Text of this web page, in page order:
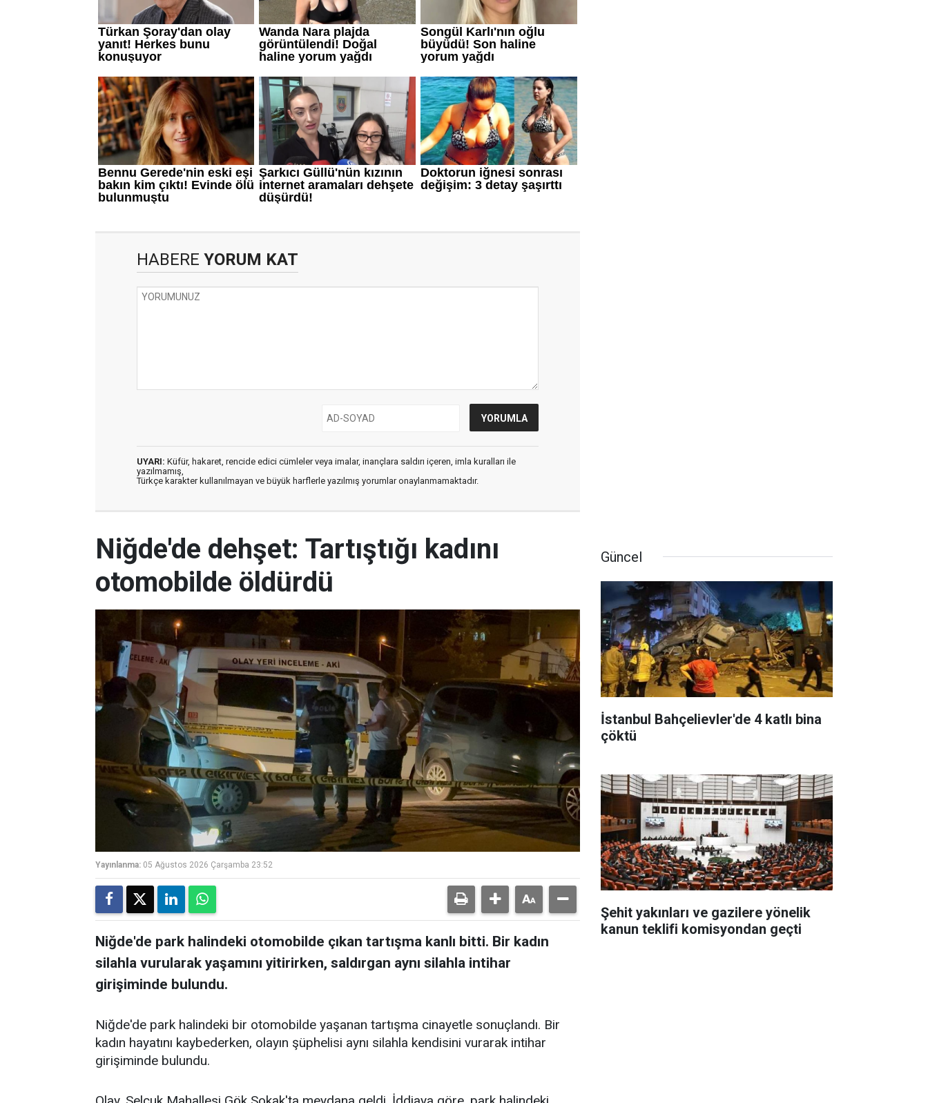
HABERE YORUM KAT
UYARI: Küfür, hakaret, rencide edici cümleler veya imalar, inançlara saldırı içeren, imla kuralları ile
yazılmamış,
Türkçe karakter kullanılmayan ve büyük harflerle yazılmış yorumlar onaylanmamaktadır.
Niğde'de dehşet: Tartıştığı kadını
otomobilde öldürdü
Yayınlanma: 05 Ağustos 2026 Çarşamba 23:52
Niğde'de park halindeki otomobilde çıkan tartışma kanlı bitti. Bir kadın
silahla vurularak yaşamını yitirirken, saldırgan aynı silahla intihar
girişiminde bulundu.
Niğde'de park halindeki bir otomobilde yaşanan tartışma cinayetle sonuçlandı. Bir
kadın hayatını kaybederken, olayın şüphelisi aynı silahla kendisini vurarak intihar
girişiminde bulundu.
Güncel
İstanbul Bahçelievler'de 4 katlı bina
çöktü
Şehit yakınları ve gazilere yönelik
kanun teklifi komisyondan geçti